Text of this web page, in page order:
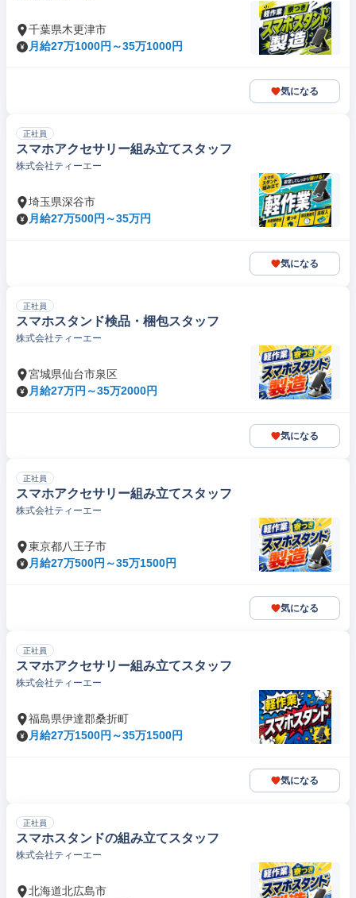
千葉県木更津市
月給27万1000円～35万1000円
気になる
正社員
スマホアクセサリー組み立てスタッフ
株式会社ティーエー
埼玉県深谷市
月給27万500円～35万円
気になる
正社員
スマホスタンド検品・梱包スタッフ
株式会社ティーエー
宮城県仙台市泉区
月給27万円～35万2000円
気になる
正社員
スマホアクセサリー組み立てスタッフ
株式会社ティーエー
東京都八王子市
月給27万500円～35万1500円
気になる
正社員
スマホアクセサリー組み立てスタッフ
株式会社ティーエー
福島県伊達郡桑折町
月給27万1500円～35万1500円
気になる
正社員
スマホスタンドの組み立てスタッフ
株式会社ティーエー
北海道北広島市